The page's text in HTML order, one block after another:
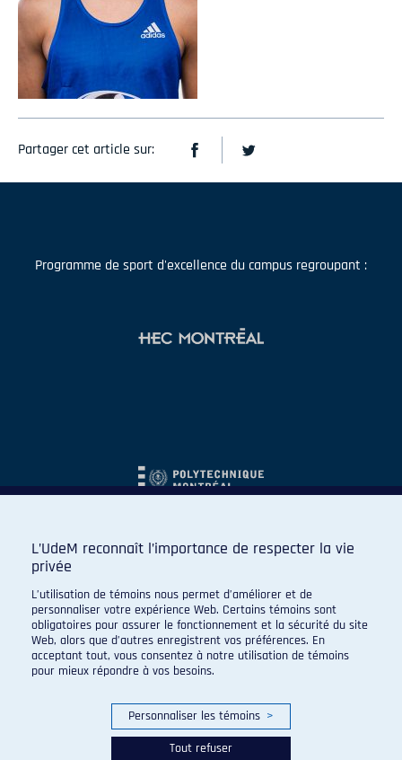
Partager cet article sur:
Programme de sport d'excellence du campus regroupant :
L’UdeM reconnaît l’importance de respecter la vie
privée
L’utilisation de témoins nous permet d’améliorer et de
personnaliser votre expérience Web. Certains témoins sont
obligatoires pour assurer le fonctionnement et la sécurité du site
Web, alors que d’autres enregistrent vos préférences. En
acceptant tout, vous consentez à notre utilisation de témoins
pour mieux répondre à vos besoins.
Personnaliser les témoins >
Tout refuser